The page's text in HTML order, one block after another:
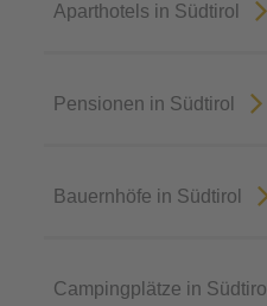
Aparthotels in Südtirol
Pensionen in Südtirol
Bauernhöfe in Südtirol
Campingplätze in Südtirol